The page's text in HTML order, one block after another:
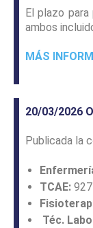
El plazo
ambos
MÁS
20/03/2026
Publicada la
TCAE:
Téc.